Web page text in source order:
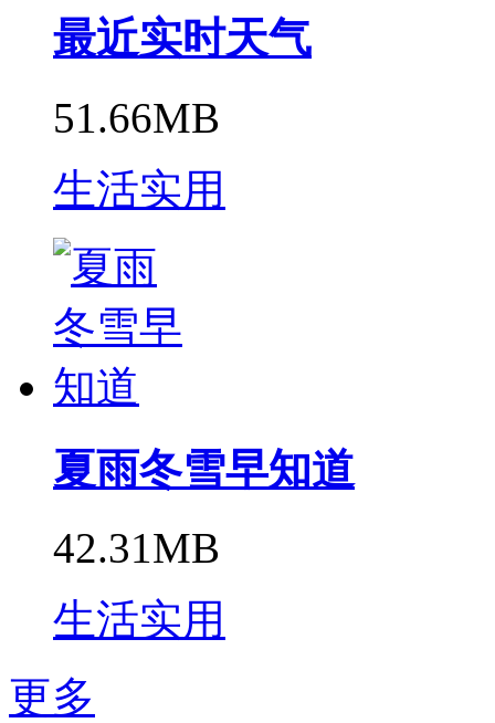
最近实时天气
51.66MB
生活实用
夏雨冬雪早知道
42.31MB
生活实用
更多